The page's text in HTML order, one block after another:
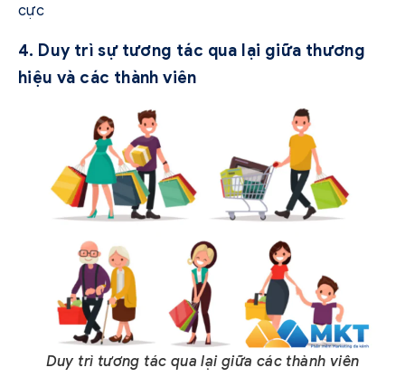
cực
4. Duy trì sự tương tác qua lại giữa thương
hiệu và các thành viên
Duy trì tương tác qua lại giữa các thành viên